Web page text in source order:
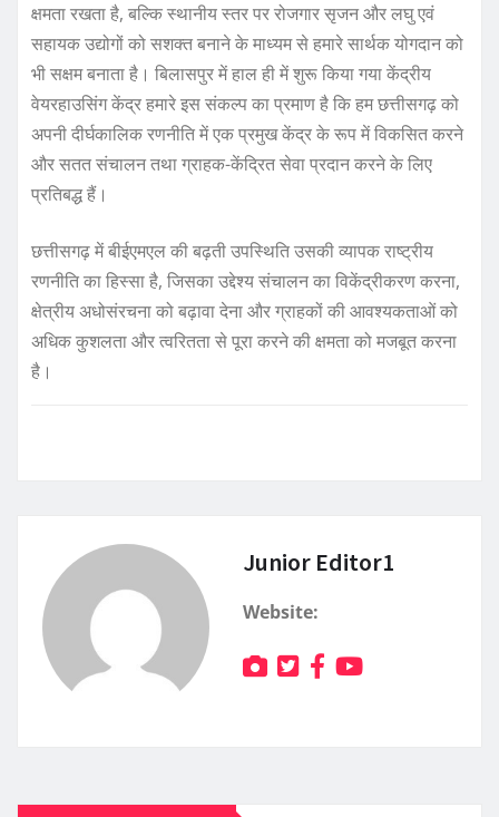
क्षमता रखता है, बल्कि स्थानीय स्तर पर रोजगार सृजन और लघु एवं
सहायक उद्योगों को सशक्त बनाने के माध्यम से हमारे सार्थक योगदान को
भी सक्षम बनाता है। बिलासपुर में हाल ही में शुरू किया गया केंद्रीय
वेयरहाउसिंग केंद्र हमारे इस संकल्प का प्रमाण है कि हम छत्तीसगढ़ को
अपनी दीर्घकालिक रणनीति में एक प्रमुख केंद्र के रूप में विकसित करने
और सतत संचालन तथा ग्राहक-केंद्रित सेवा प्रदान करने के लिए
प्रतिबद्ध हैं।
छत्तीसगढ़ में बीईएमएल की बढ़ती उपस्थिति उसकी व्यापक राष्ट्रीय
रणनीति का हिस्सा है, जिसका उद्देश्य संचालन का विकेंद्रीकरण करना,
क्षेत्रीय अधोसंरचना को बढ़ावा देना और ग्राहकों की आवश्यकताओं को
अधिक कुशलता और त्वरितता से पूरा करने की क्षमता को मजबूत करना
है।
Junior Editor1
Website: